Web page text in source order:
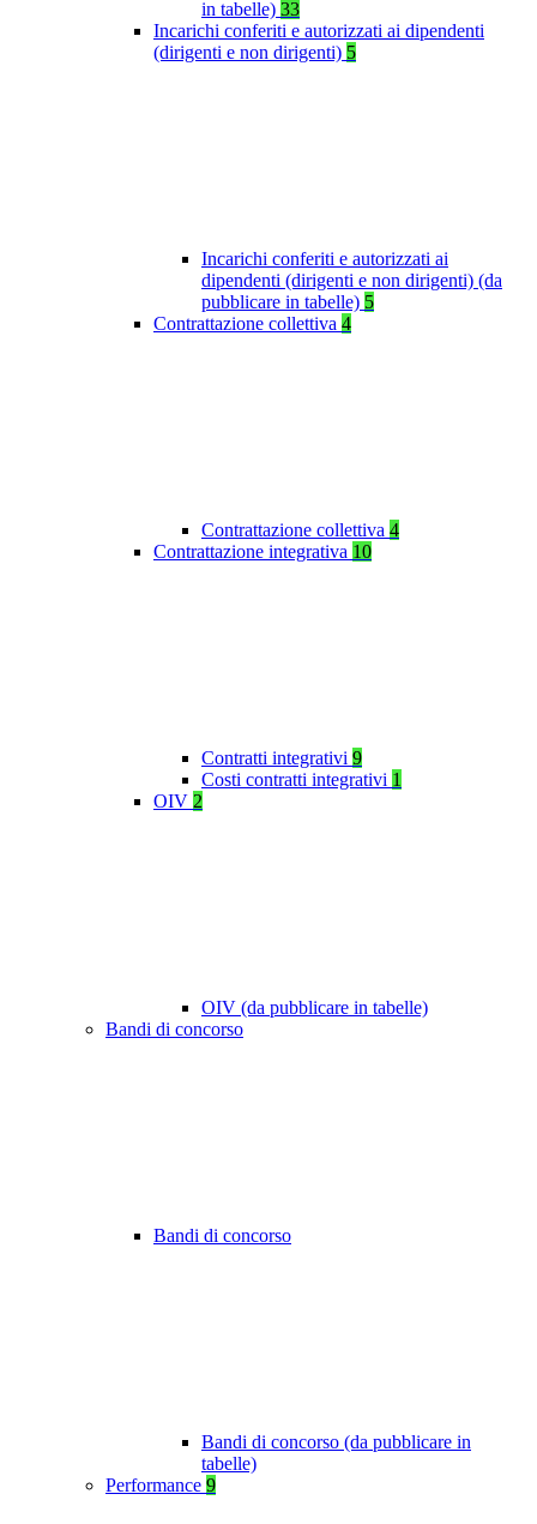
in tabelle) 33
Incarichi conferiti e autorizzati ai dipendenti
(dirigenti e non dirigenti) 5
Incarichi conferiti e autorizzati ai
dipendenti (dirigenti e non dirigenti) (da
pubblicare in tabelle) 5
Contrattazione collettiva 4
Contrattazione collettiva 4
Contrattazione integrativa 10
Contratti integrativi 9
Costi contratti integrativi 1
OIV 2
OIV (da pubblicare in tabelle)
Bandi di concorso
Bandi di concorso
Bandi di concorso (da pubblicare in
tabelle)
Performance 9